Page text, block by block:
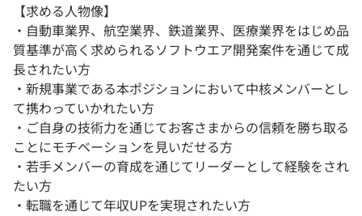
【求める人物像】
・自動車業界、航空業界、鉄道業界、医療業界をはじめ品
質基準が高く求められるソフトウエア開発案件を通じて成
長されたい方
・新規事業である本ポジションにおいて中核メンバーとし
て携わっていかれたい方
・ご自身の技術力を通じてお客さまからの信頼を勝ち取る
ことにモチベーションを見いだせる方
・若手メンバーの育成を通じてリーダーとして経験をされ
たい方
・転職を通じて年収UPを実現されたい方